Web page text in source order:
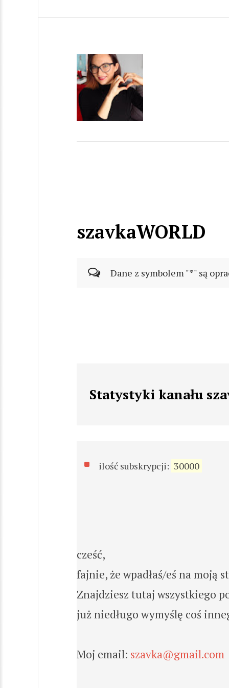
szavkaWORLD
Dane z symbolem "*" są
Statystyki kanału
ilość subskrypcji: 30000
cześć,
fajnie, że wpadłaś/eś na moją
Znajdziesz tutaj wszystkiego
już niedługo wymyślę coś
Moj email: szavka@gmail.com